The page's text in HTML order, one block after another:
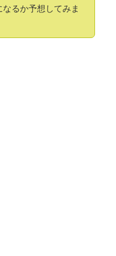
るか予想してみま